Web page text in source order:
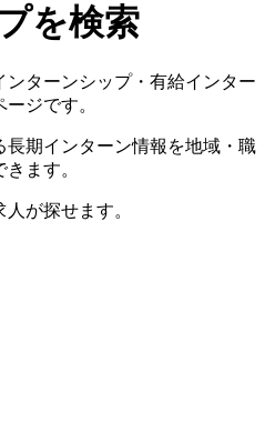
を検索
ンターンシップ・有給インター
ジです。
長期インターン情報を地域・職
ます。
が探せます。